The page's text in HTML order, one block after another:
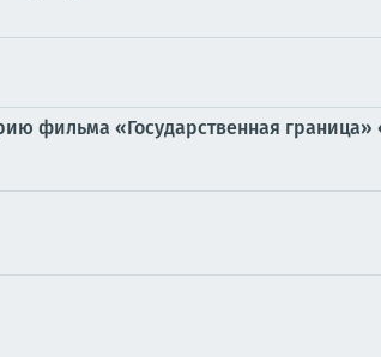
фильма «Государственная граница»